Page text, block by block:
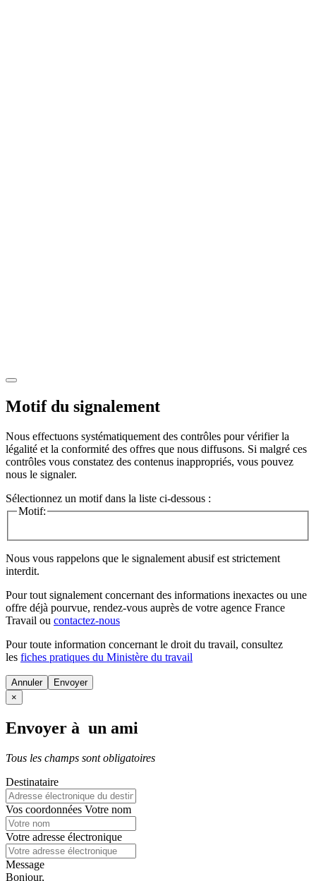
Motif du signalement
Nous effectuons systématiquement des contrôles pour vérifier la
légalité et la conformité des offres que nous diffusons. Si malgré ces
contrôles vous constatez des contenus inappropriés, vous pouvez
nous le signaler.
Sélectionnez un motif dans la liste ci-dessous :
Motif:
Nous vous rappelons que le signalement abusif est strictement
interdit.
Pour tout signalement concernant des informations inexactes ou une
offre déjà pourvue, rendez-vous auprès de votre agence France
Travail ou contactez-nous
Pour toute information concernant le droit du travail, consultez
les fiches pratiques du Ministère du travail
Annuler
×
Envoyer à un ami
Tous les champs sont obligatoires
Destinataire
Vos coordonnées Votre nom
Votre adresse électronique
Message
Bonjour,